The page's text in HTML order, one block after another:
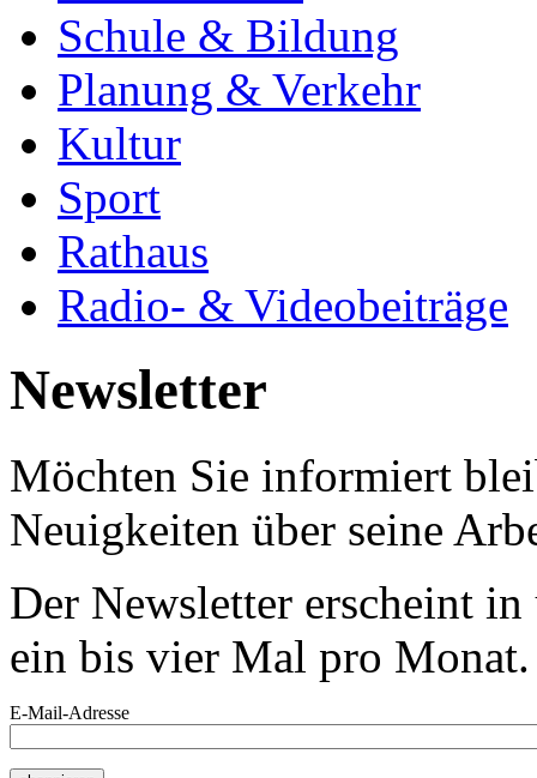
Schule & Bildung
Planung & Verkehr
Kultur
Sport
Rathaus
Radio- & Videobeiträge
Newsletter
Möchten Sie informiert
Neuigkeiten über seine
Der Newsletter erscheint
ein bis vier Mal pro Monat.
E-Mail-Adresse